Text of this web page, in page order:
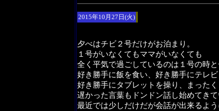
2015年10月27日(火)
夕べはチビ２号だけがお泊まり。
１号がいなくてもママがいなくても
全く平気で過ごしているのは１号の時
好き勝手に飯を食い、好き勝手にテレ
好き勝手にタブレットを操り、まった
遅かった言葉もドンドン話し始めてき
最近では少しだけだが会話が出来るよ